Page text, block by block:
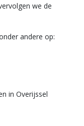
we de
andere op:
in Overijssel